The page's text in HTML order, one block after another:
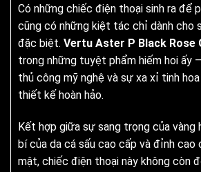
Có những chiếc điện thoại sinh ra để
cũng có những kiệt tác chỉ dành cho
đặc biệt. Vertu Aster P Black Rose
trong những tuyệt phẩm hiếm hoi ấy
thủ công mỹ nghệ và sự xa xỉ tinh
thiết kế hoàn hảo.
Kết hợp giữa sự sang trọng của vàng
bí của da cá sấu cao cấp và đỉnh cao
mật, chiếc điện thoại này không còn